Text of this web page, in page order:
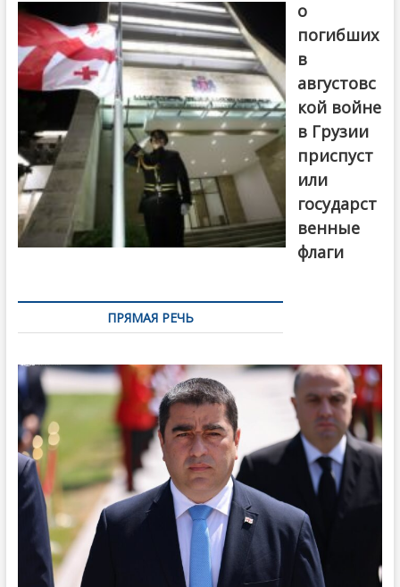
о
погибших
в
августовс
кой войне
в Грузии
приспуст
или
государст
венные
флаги
ПРЯМАЯ РЕЧЬ